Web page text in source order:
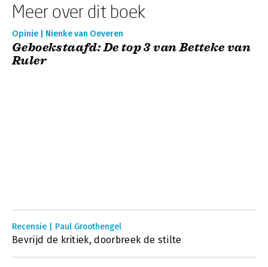
Meer over dit boek
Opinie | Nienke van Oeveren
Geboekstaafd: De top 3 van Betteke van
Ruler
Recensie | Paul Groothengel
Bevrijd de kritiek, doorbreek de stilte